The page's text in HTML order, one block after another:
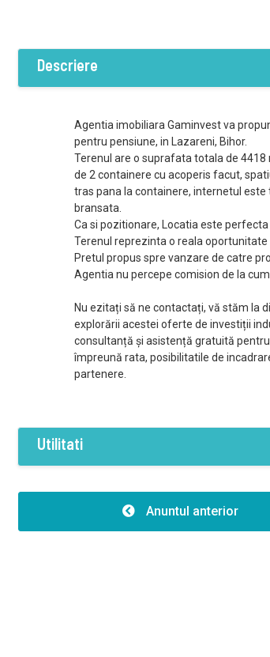
Descriere
Agentia imobiliara Gaminvest va
pentru pensiune, in Lazareni, Bihor.
Terenul are o suprafata totala de
de 2 containere cu acoperis facut,
tras pana la containere, internetul
bransata.
Ca si pozitionare, Locatia este
Terenul reprezinta o reala oportunitate
Pretul propus spre vanzare de catre
Agentia nu percepe comision de la
Nu ezitați să ne contactați, vă stăm la
explorării acestei oferte de investiții
consultanță și asistență gratuită
împreună rata, posibilitatile de
partenere.
Utilitati
Apa
Anuntul anterior